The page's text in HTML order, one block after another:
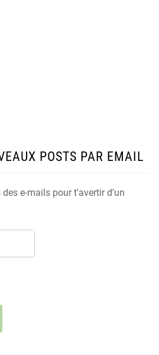
POSTS PAR EMAIL
e-mails pour t'avertir d'un